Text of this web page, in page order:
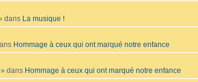
dans La musique !
Hommage à ceux qui ont marqué notre enfance
» dans Hommage à ceux qui ont marqué notre enfance